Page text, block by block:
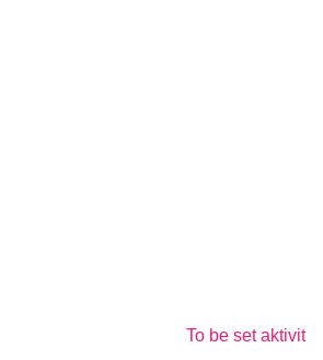
To be set aktivit